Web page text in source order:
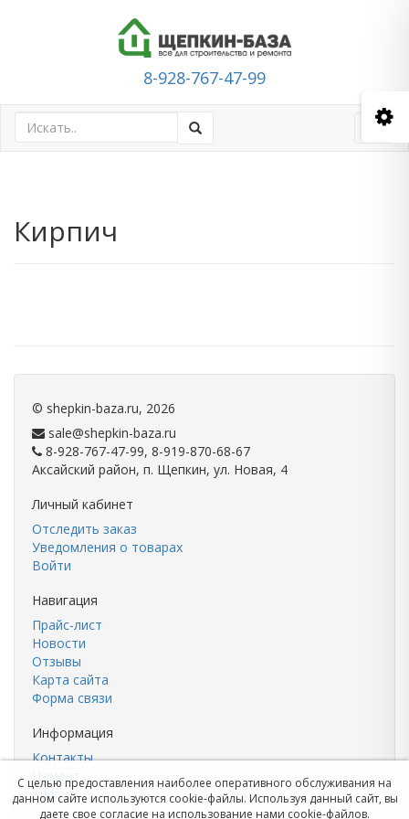
8-928-767-47-99
Кирпич
© shepkin-baza.ru, 2026
sale@shepkin-baza.ru
8-928-767-47-99, 8-919-870-68-67
Аксайский район, п. Щепкин, ул. Новая, 4
Личный кабинет
Отследить заказ
Уведомления о товарах
Войти
Навигация
Прайс-лист
Новости
Отзывы
Карта сайта
Форма связи
Информация
Контакты
Кирпич
С целью предоставления наиболее оперативного обслуживания на
данном сайте используются cookie-файлы. Используя данный сайт, вы
даете свое согласие на использование нами cookie-файлов.